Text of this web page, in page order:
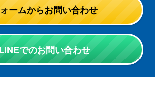
ームからお問い合わせ
LINEでのお問い合わせ